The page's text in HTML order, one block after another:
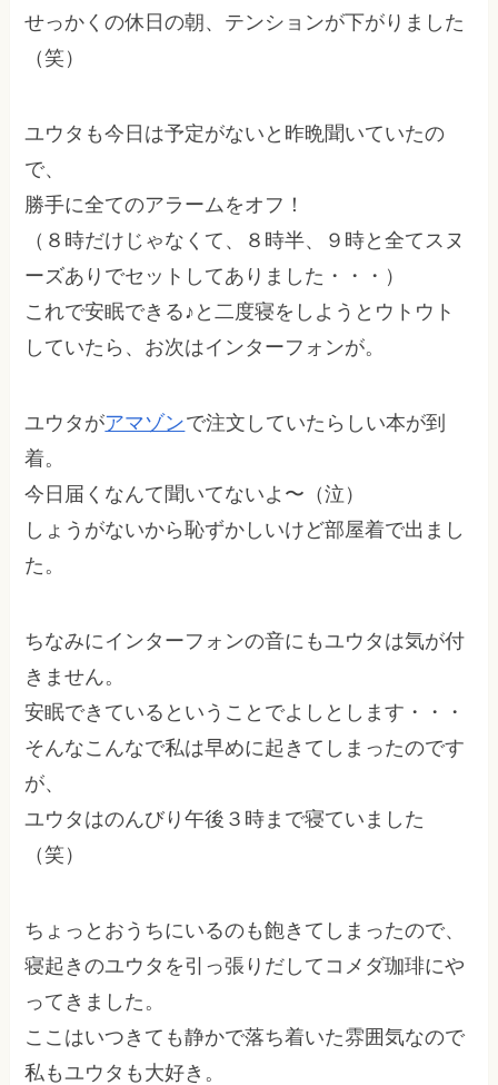
せっかくの休日の朝、テンションが下がりました
（笑）
ユウタも今日は予定がないと昨晩聞いていたの
で、
勝手に全てのアラームをオフ！
（８時だけじゃなくて、８時半、９時と全てスヌ
ーズありでセットしてありました・・・）
これで安眠できる♪と二度寝をしようとウトウト
していたら、お次はインターフォンが。
ユウタがアマゾンで注文していたらしい本が到
着。
今日届くなんて聞いてないよ〜（泣）
しょうがないから恥ずかしいけど部屋着で出まし
た。
ちなみにインターフォンの音にもユウタは気が付
きません。
安眠できているということでよしとします・・・
そんなこんなで私は早めに起きてしまったのです
が、
ユウタはのんびり午後３時まで寝ていました
（笑）
ちょっとおうちにいるのも飽きてしまったので、
寝起きのユウタを引っ張りだしてコメダ珈琲にや
ってきました。
ここはいつきても静かで落ち着いた雰囲気なので
私もユウタも大好き。